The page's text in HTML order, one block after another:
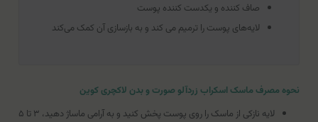
صاف کننده و یکدست کننده پوست
لایه‌های پوست را ترمیم می کند و به بازسازی آن کمک می‌کند
نحوه مصرف ماسک اسکراب زردآلو صورت و بدن لاکچری کوین
لایه نازکی از ماسک را روی پوست پخش کنید و به آرامی ماساژ دهید، ۳ تا ۵